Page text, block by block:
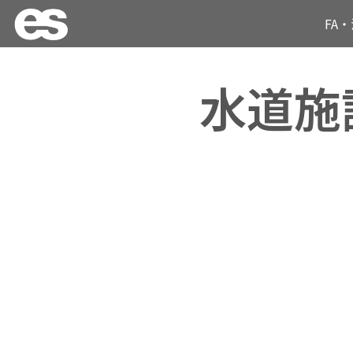
FA
水道